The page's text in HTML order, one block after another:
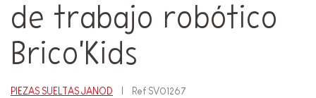
de trabajo robótico
Brico'Kids
PIEZAS SUELTAS JANOD Ref SV01267